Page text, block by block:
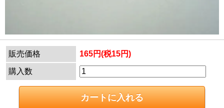
販売価格 165円(税15円)
購入数